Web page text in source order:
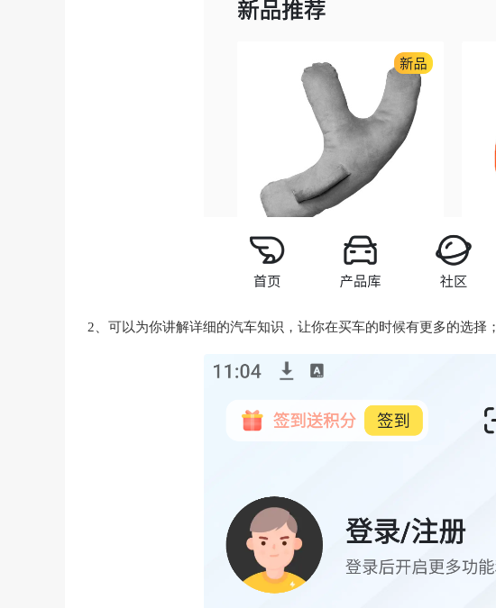
2、可以为你讲解详细的汽车知识，让你在买车的时候有更多的选择；